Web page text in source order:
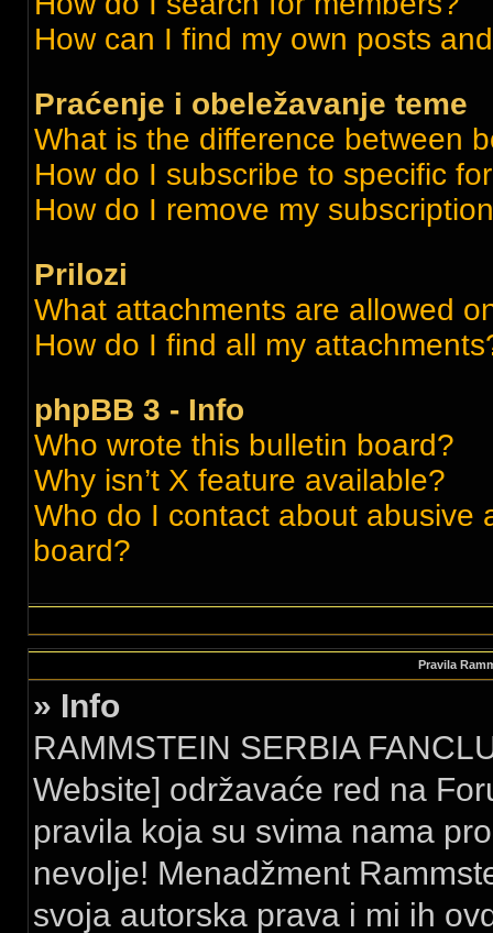
How can I find my own posts
Praćenje i obeležavanje teme
What is the difference between
How do I subscribe to specific
How do I remove my
Prilozi
What attachments are allowed
How do I find all my
phpBB 3 - Info
Who wrote this bulletin board?
Why isn’t X feature available?
Who do I contact about abusive
board?
Pravila
» Info
RAMMSTEIN SERBIA
Website] održavaće red na
pravila koja su svima nama
nevolje! Menadžment
svoja autorska prava i mi ih